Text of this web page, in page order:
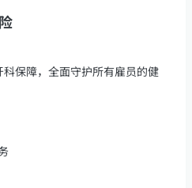
保障，全面守护所有雇员的健